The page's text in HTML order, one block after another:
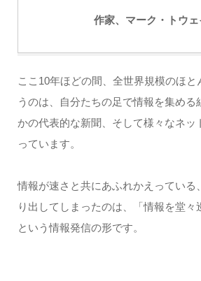
作家、マーク・トウ
ここ10年ほどの間、全世界規模のほ
うのは、自分たちの足で情報を集める
かの代表的な新聞、そして様々なネッ
っています。
情報が速さと共にあふれかえっている
り出してしまったのは、「情報を堂々
という情報発信の形です。